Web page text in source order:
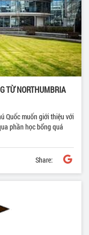
TỪ NORTHUMBRIA
Quốc muốn giới thiệu với
phần học bổng quá
Share: